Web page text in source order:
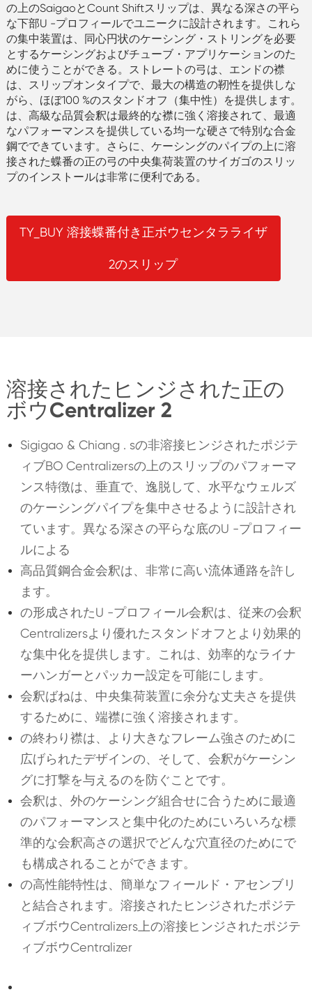
の上のSaigaoとCount Shiftスリップは、異なる深さの平ら
な下部U -プロフィールでユニークに設計されます。これら
の集中装置は、同心円状のケーシング・ストリングを必要
とするケーシングおよびチューブ・アプリケーションのた
めに使うことができる。ストレートの弓は、エンドの襟
は、スリップオンタイプで、最大の構造の靭性を提供しな
がら、ほぼ100 %のスタンドオフ（集中性）を提供します。
は、高級な品質会釈は最終的な襟に強く溶接されて、最適
なパフォーマンスを提供している均一な硬さで特別な合金
鋼でできています。さらに、ケーシングのパイプの上に溶
接された蝶番の正の弓の中央集荷装置のサイガゴのスリッ
プのインストールは非常に便利である。
TY_BUY 溶接蝶番付き正ボウセンタラライザ
2のスリップ
溶接されたヒンジされた正の
ボウCentralizer 2
Sigigao & Chiang . sの非溶接ヒンジされたポジテ
ィブBO Centralizersの上のスリップのパフォーマ
ンス特徴は、垂直で、逸脱して、水平なウェルズ
のケーシングパイプを集中させるように設計され
ています。異なる深さの平らな底のU -プロフィー
ルによる
高品質鋼合金会釈は、非常に高い流体通路を許し
ます。
の形成されたU -プロフィール会釈は、従来の会釈
Centralizersより優れたスタンドオフとより効果的
な集中化を提供します。これは、効率的なライナ
ーハンガーとパッカー設定を可能にします。
会釈ばねは、中央集荷装置に余分な丈夫さを提供
するために、端襟に強く溶接されます。
の終わり襟は、より大きなフレーム強さのために
広げられたデザインの、そして、会釈がケーシン
グに打撃を与えるのを防ぐことです。
会釈は、外のケーシング組合せに合うために最適
のパフォーマンスと集中化のためにいろいろな標
準的な会釈高さの選択でどんな穴直径のためにで
も構成されることができます。
の高性能特性は、簡単なフィールド・アセンブリ
と結合されます。溶接されたヒンジされたポジテ
ィブボウCentralizers上の溶接ヒンジされたポジテ
ィブボウCentralizer